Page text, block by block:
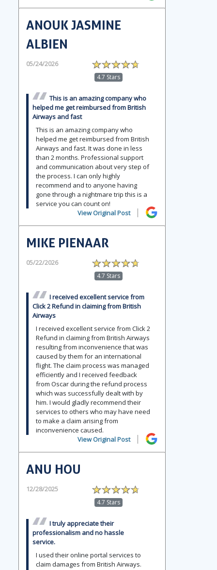
ANOUK JASMINE
ALBIEN
05/24/2026
4.7 Stars
This is an amazing company who
helped me get reimbursed from British
Airways and fast
This is an amazing company who
helped me get reimbursed from British
Airways and fast. It was done in less
than 2 months. Professional support
and communication about very step of
the process. I can only highly
recommend and to anyone having
gone through a nightmare trip this is a
service you can count on!
View Original Post
MIKE PIENAAR
05/22/2026
4.7 Stars
I received excellent service from
Click 2 Refund in claiming from British
Airways
I received excellent service from Click 2
Refund in claiming from British Airways
resulting from inconvenience that was
caused by them for an international
flight. The claim process was managed
efficiently and I received feedback
from Oscar during the refund process
which was successfully dealt with by
him. I would gladly recommend their
services to others who may have need
to make a claim arising from
inconvenience caused.
View Original Post
ANU HOU
12/28/2025
4.7 Stars
I truly appreciate their
professionalism and no hassle
service.
I used their online portal services to
claim damages from British Airways.